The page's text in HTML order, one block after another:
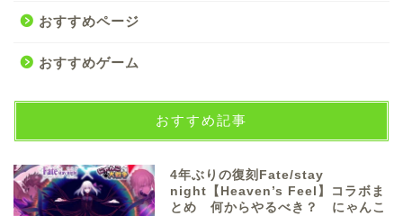
おすすめページ
おすすめゲーム
おすすめ記事
4年ぶりの復刻Fate/stay
night【Heaven’s Feel】コラボま
とめ 何からやるべき？ にゃんこ